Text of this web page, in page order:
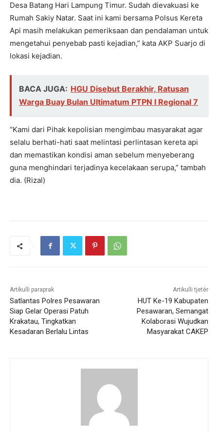
Desa Batang Hari Lampung Timur. Sudah dievakuasi ke
Rumah Sakiy Natar. Saat ini kami bersama Polsus Kereta
Api masih melakukan pemeriksaan dan pendalaman untuk
mengetahui penyebab pasti kejadian,” kata AKP Suarjo di
lokasi kejadian.
BACA JUGA: HGU Disebut Berakhir, Ratusan
Warga Buay Bulan Ultimatum PTPN I Regional 7
“Kami dari Pihak kepolisian mengimbau masyarakat agar
selalu berhati-hati saat melintasi perlintasan kereta api
dan memastikan kondisi aman sebelum menyeberang
guna menghindari terjadinya kecelakaan serupa,” tambah
dia. (Rizal)
Artikulli paraprak
Satlantas Polres Pesawaran
Siap Gelar Operasi Patuh
Krakatau, Tingkatkan
Kesadaran Berlalu Lintas
Artikulli tjetër
HUT Ke-19 Kabupaten
Pesawaran, Semangat
Kolaborasi Wujudkan
Masyarakat CAKEP